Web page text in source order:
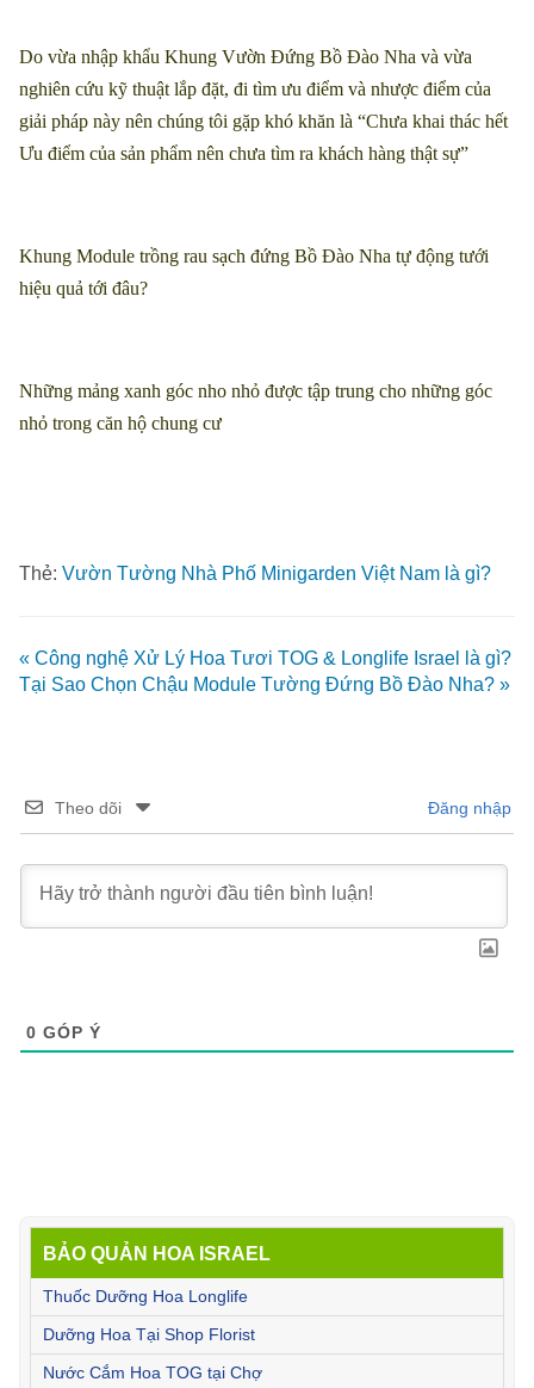
BẢO QUẢN HOA ISRAEL
Thuốc Dưỡng Hoa Longlife
Dưỡng Hoa Tại Shop Florist
Nước Cắm Hoa TOG tại Chợ
Do vừa nhập khẩu Khung Vườn Đứng Bồ Đào Nha và vừa
nghiên cứu kỹ thuật lắp đặt, đi tìm ưu điểm và nhược điểm của
giải pháp này nên chúng tôi gặp khó khăn là “Chưa khai thác hết
Ưu điểm của sản phẩm nên chưa tìm ra khách hàng thật sự”
Khung Module trồng rau sạch đứng Bồ Đào Nha tự động tưới
hiệu quả tới đâu?
Những mảng xanh góc nho nhỏ được tập trung cho những góc
nhỏ trong căn hộ chung cư
Thẻ: Vườn Tường Nhà Phố Minigarden Việt Nam là gì?
« Công nghệ Xử Lý Hoa Tươi TOG & Longlife Israel là gì?
Tại Sao Chọn Chậu Module Tường Đứng Bồ Đào Nha? »
Theo dõi Đăng nhập
0 GÓP Ý